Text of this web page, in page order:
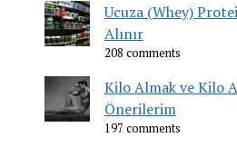
Ucuza (Whey)
Alınır
208 comments
Kilo Almak ve Kilo
Önerilerim
197 comments